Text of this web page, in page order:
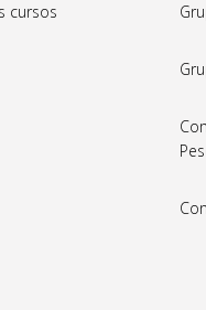
cursos